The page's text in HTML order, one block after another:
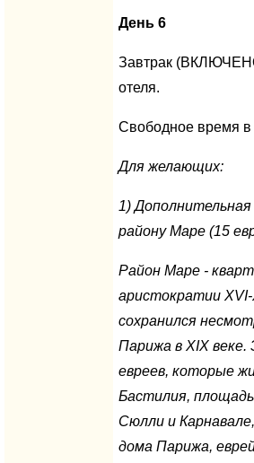
День 6
Завтрак
отеля.
Свободное время
Для желающих:
1) Дополнительная
району Маре (15
Район Маре -
аристократии
сохранился
Парижа в XIX
евреев, которые
Бастилия, площадь
Сюлли и
дома Парижа,